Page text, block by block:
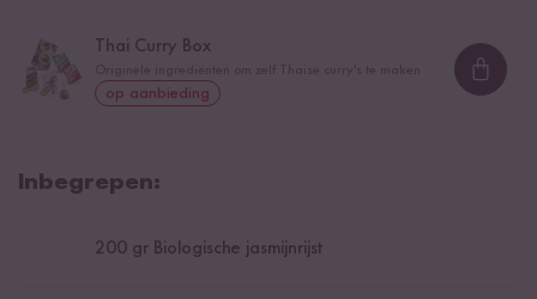
Thai Curry Box
op aanbieding
Inbegrepen:
200 gr Biologische jasmijnrijst